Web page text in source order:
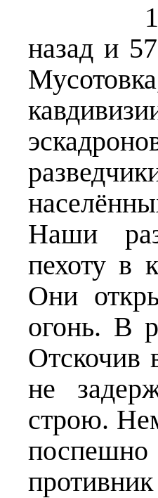
16
назад и
Наши
пехоту в
Они
огонь. В
Отскочив
не
строю.